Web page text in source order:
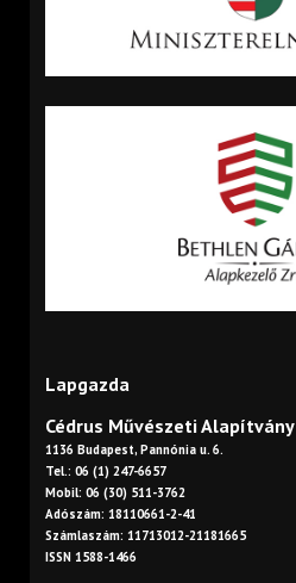
Lapgazda
Cédrus Művészeti Alapítvány
1136 Budapest, Pannónia u. 6.
Tel.: 06 (1) 247-6657
Mobil: 06 (30) 511-3762
Adószám: 18110661-2-41
Számlaszám: 11713012-21181665
ISSN 1588-1466